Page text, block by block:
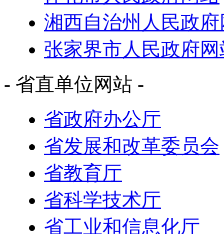
湘西自治州人民政
张家界市人民政府网
- 省直单位网站 -
省政府办公厅
省发展和改革委员会
省教育厅
省科学技术厅
省工业和信息化厅